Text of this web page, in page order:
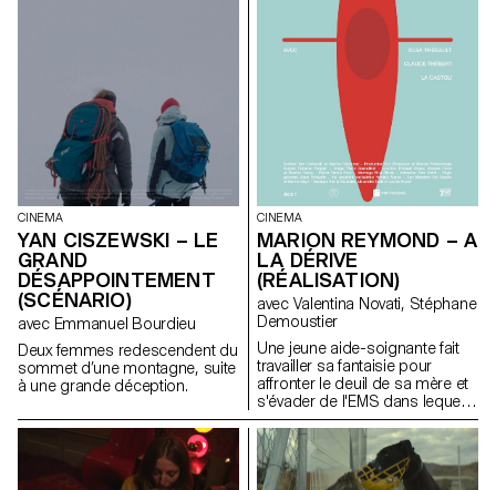
CINEMA
YAN CISZEWSKI – LE
GRAND
DÉSAPPOINTEMENT
(SCÉNARIO)
avec Emmanuel Bourdieu
Deux femmes redescendent du
sommet d’une montagne, suite
à une grande déception.
CINEMA
MARION REYMOND – A
LA DÉRIVE
(RÉALISATION)
avec Valentina Novati, Stéphane
Demoustier
Une jeune aide-soignante fait
travailler sa fantaisie pour
affronter le deuil de sa mère et
s'évader de l'EMS dans lequel
elle travaille.